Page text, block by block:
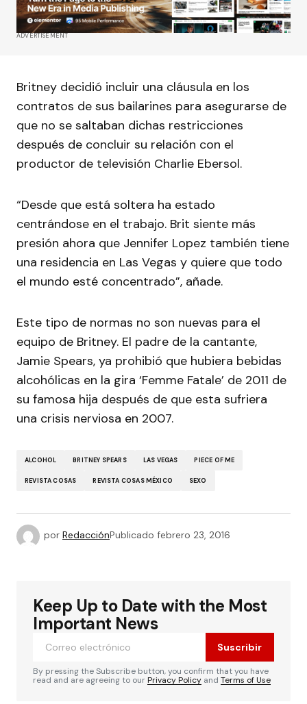
ADVERTISEMENT
Britney decidió incluir una cláusula en los
contratos de sus bailarines para asegurarse de
que no se saltaban dichas restricciones
después de concluir su relación con el
productor de televisión Charlie Ebersol.
“Desde que está soltera ha estado
centrándose en el trabajo. Brit siente más
presión ahora que Jennifer Lopez también tiene
una residencia en Las Vegas y quiere que todo
el mundo esté concentrado”, añade.
Este tipo de normas no son nuevas para el
equipo de Britney. El padre de la cantante,
Jamie Spears, ya prohibió que hubiera bebidas
alcohólicas en la gira ‘Femme Fatale’ de 2011 de
su famosa hija después de que esta sufriera
una crisis nerviosa en 2007.
ALCOHOL BRITNEY SPEARS LAS VEGAS PIECE OF ME
REVISTA COSAS REVISTA COSAS MÉXICO SEXO
por RedacciónPublicado febrero 23, 2016
Keep Up to Date with the Most
Important News
Suscribir
By pressing the Subscribe button, you confirm that you have
read and are agreeing to ourPrivacy Policy and Terms of Use